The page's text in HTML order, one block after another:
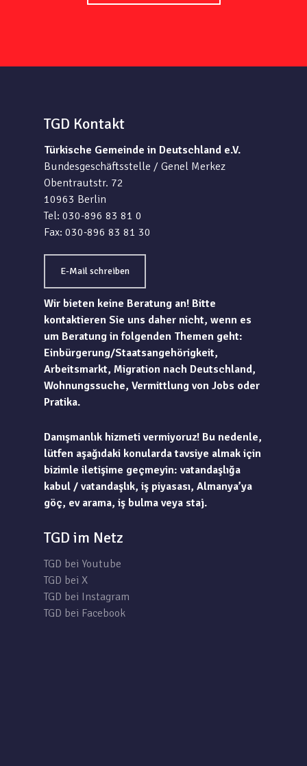
TGD Kontakt
Türkische Gemeinde in Deutschland e.V.
Bundesgeschäftsstelle / Genel Merkez
Obentrautstr. 72
10963 Berlin
Tel: 030-896 83 81 0
Fax: 030-896 83 81 30
E-Mail schreiben
Wir bieten keine Beratung an! Bitte
kontaktieren Sie uns daher nicht, wenn es
um Beratung in folgenden Themen geht:
Einbürgerung/Staatsangehörigkeit,
Arbeitsmarkt, Migration nach Deutschland,
Wohnungssuche, Vermittlung von Jobs oder
Pratika.
Danışmanlık hizmeti vermiyoruz! Bu nedenle,
lütfen aşağıdaki konularda tavsiye almak için
bizimle iletişime geçmeyin: vatandaşlığa
kabul / vatandaşlık, iş piyasası, Almanya’ya
göç, ev arama, iş bulma veya staj.
TGD im Netz
TGD bei Youtube
TGD bei X
TGD bei Instagram
TGD bei Facebook